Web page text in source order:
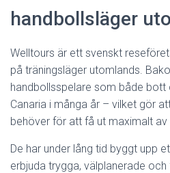
handbollsläger
Welltours är ett svenskt
på träningsläger utomlands.
handbollsspelare som både bott
Canaria i många år – vilket gör
behöver för att få ut maximalt av
De har under lång tid byggt upp
erbjuda trygga, välplanerade